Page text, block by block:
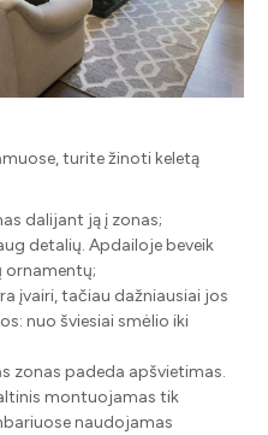
turite žinoti keletą
dalijant ją į zonas;
detalių. Apdailoje beveik
ornamentų;
įvairi, tačiau dažniausiai jos
nuo šviesiai smėlio iki
zonas padeda apšvietimas.
montuojamas tik
naudojamas